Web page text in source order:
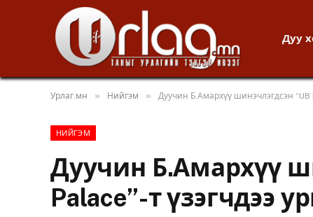
Дуу
Урлаг.мн » Нийгэм » Дуучин Б.Амархүү шинэчлэгдсэн “UB
НИЙГЭМ
Дуучин Б.Амархүү
Palace”-т үзэгчдээ